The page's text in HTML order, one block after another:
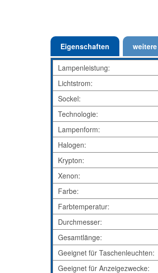
Eigenschaften
Lampenleistung:
Lichtstrom:
Sockel:
Technologie:
Lampenform:
Halogen:
Krypton:
Xenon:
Farbe:
Farbtemperatur:
Durchmesser:
Gesamtlänge:
Geeignet für Taschenleuchten:
Geeignet für Anzeigezwecke: